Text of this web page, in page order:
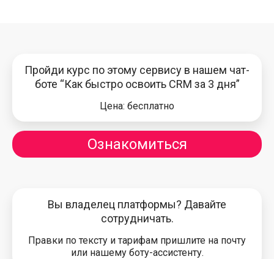
Пройди курс по этому сервису в нашем чат-
боте “Как быстро освоить CRM за 3 дня”
Цена: бесплатно
Ознакомиться
Вы владелец платформы? Давайте
сотрудничать.
Правки по тексту и тарифам пришлите на почту
или нашему боту-ассистенту.